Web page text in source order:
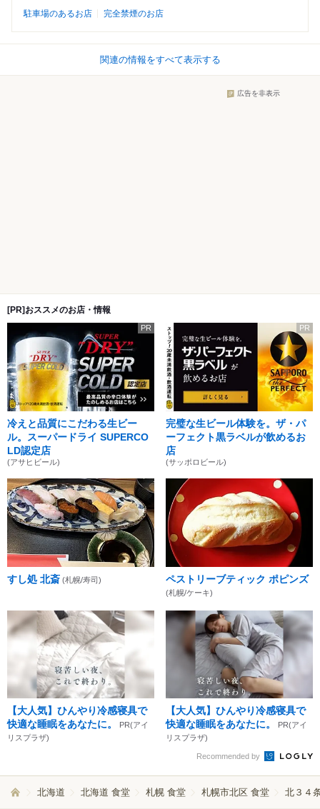
駐車場のあるお店 完全禁煙のお店
関連の情報をすべて表示する
広告を非表示
[PR]おススメのお店・情報
PR
冷えと品質にこだわる生ビー
ル。スーパードライ SUPERCO
LD認定店
(アサヒビール)
PR
完璧な生ビール体験を。ザ・パ
ーフェクト黒ラベルが飲めるお
店
(サッポロビール)
すし処 北斎 (札幌/寿司) ペストリーブティック ポピンズ
(札幌/ケーキ)
【大人気】ひんやり冷感寝具で
快適な睡眠をあなたに。
PR(アイ
リスプラザ)
【大人気】ひんやり冷感寝具で
快適な睡眠をあなたに。
PR(アイ
リスプラザ)
Recommended by
北海道 北海道 食堂 札幌 食堂 札幌市北区 食堂 北３４